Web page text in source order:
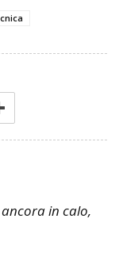
in calo,